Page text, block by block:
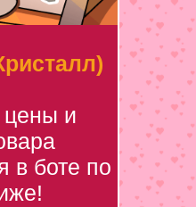
цены и
в боте по